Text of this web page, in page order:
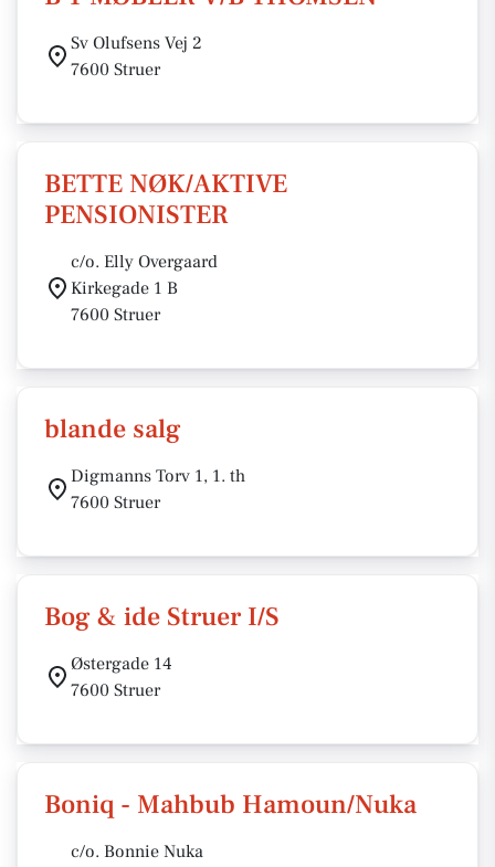
Sv Olufsens Vej 2
7600 Struer
BETTE NØK/AKTIVE
PENSIONISTER
c/o. Elly Overgaard
Kirkegade 1 B
7600 Struer
blande salg
Digmanns Torv 1, 1. th
7600 Struer
Bog & ide Struer I/S
Østergade 14
7600 Struer
Boniq - Mahbub Hamoun/Nuka
c/o. Bonnie Nuka